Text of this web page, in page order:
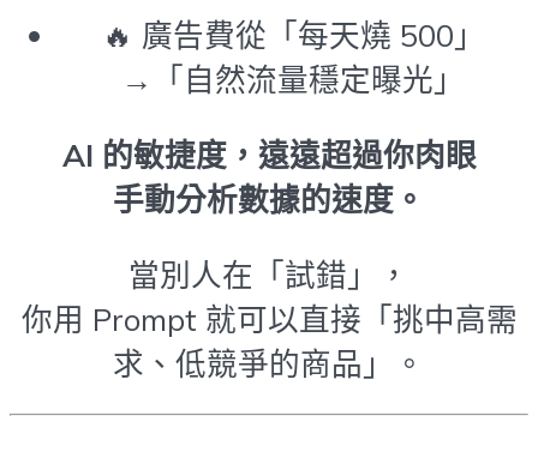
🔥 廣告費從「每天燒 500」
→「自然流量穩定曝光」
AI 的敏捷度，遠遠超過你肉眼
手動分析數據的速度。
當別人在「試錯」，
你用 Prompt 就可以直接「挑中高需
求、低競爭的商品」。